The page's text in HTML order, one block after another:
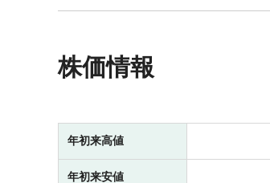
株価情報
年初来高値
年初来安値